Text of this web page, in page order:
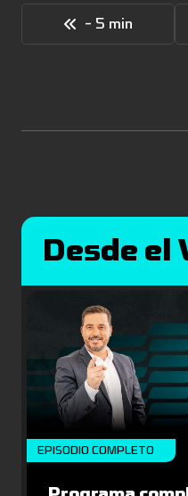
- 5 min
Desde el
EPISODIO COMPLETO